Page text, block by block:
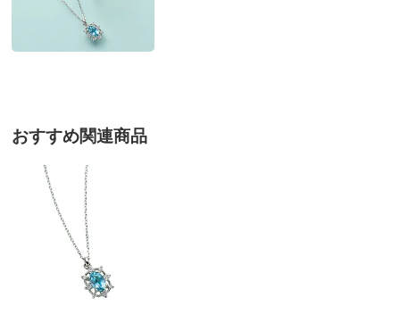
■サイズ：8～14番（1番刻み）
■商品寸法：（最大幅）約7.6mm・厚み約4mm
■原産国：日本
■天然素材の為、色・形・大きさ・バランスが多少異なり
ます。
■素材の特性上、水や汗薬品・化粧品・香水等に反応した
場合、変色や風合いを損なうことがあります。
おすすめ関連商品